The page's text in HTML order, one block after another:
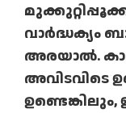
വാർദ്ധക്യം
അരയാൽ.
അവിടവിടെ